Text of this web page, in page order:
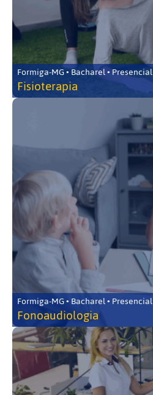
Formiga-MG • Bacharel • Presencial
Fisioterapia
Formiga-MG • Bacharel • Presencial
Fonoaudiologia